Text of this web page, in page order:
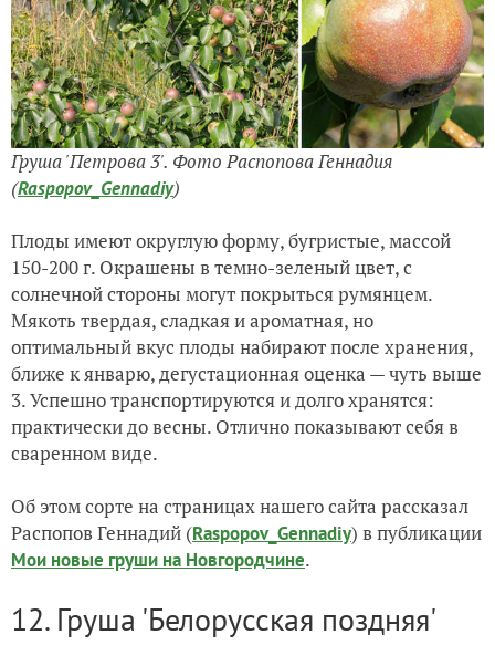
Груша 'Петрова 3'. Фото Распопова Геннадия
(Raspopov_Gennadiy)
Плоды имеют округлую форму, бугристые, массой
150-200 г. Окрашены в темно-зеленый цвет, с
солнечной стороны могут покрыться румянцем.
Мякоть твердая, сладкая и ароматная, но
оптимальный вкус плоды набирают после хранения,
ближе к январю, дегустационная оценка — чуть выше
3. Успешно транспортируются и долго хранятся:
практически до весны. Отлично показывают себя в
сваренном виде.
Об этом сорте на страницах нашего сайта рассказал
Распопов Геннадий (Raspopov_Gennadiy) в публикации
Мои новые груши на Новгородчине.
12. Груша 'Белорусская поздняя'